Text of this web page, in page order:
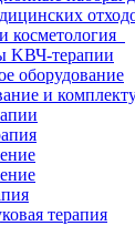
косметология
KВЧ-терапии
оборудование
и
терапия